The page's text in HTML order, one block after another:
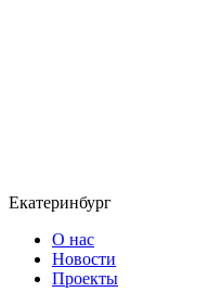
Екатеринбург
О нас
Новости
Проекты